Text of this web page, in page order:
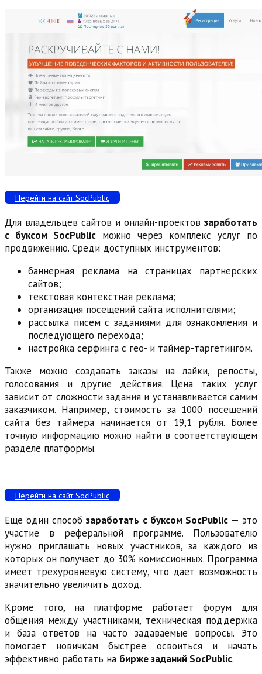
Перейти на сайт SocPublic
Для владельцев сайтов и онлайн-проектов заработать
с буксом SocPublic можно через комплекс услуг по
продвижению. Среди доступных инструментов:
баннерная реклама на страницах партнерских
сайтов;
текстовая контекстная реклама;
организация посещений сайта исполнителями;
рассылка писем с заданиями для ознакомления и
последующего перехода;
настройка серфинга с гео- и таймер-таргетингом.
Также можно создавать заказы на лайки, репосты,
голосования и другие действия. Цена таких услуг
зависит от сложности задания и устанавливается самим
заказчиком. Например, стоимость за 1000 посещений
сайта без таймера начинается от 19,1 рубля. Более
точную информацию можно найти в соответствующем
разделе платформы.
Перейти на сайт SocPublic
Еще один способзаработать с буксом SocPublic— это
участие в реферальной программе. Пользователю
нужно приглашать новых участников, за каждого из
которых он получает до 30% комиссионных. Программа
имеет трехуровневую систему, что дает возможность
значительно увеличить доход.
Кроме того, на платформе работает форум для
общения между участниками, техническая поддержка
и база ответов на часто задаваемые вопросы. Это
помогает новичкам быстрее освоиться и начать
эффективно работать на бирже заданий SocPublic.